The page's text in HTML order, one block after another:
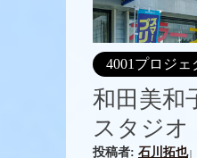
4001プロジェ
和田美
スタジオ
投稿者: 石川拓也|